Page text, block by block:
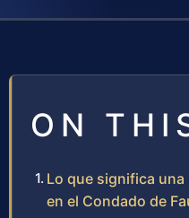
ON
Lo que significa
en el Condado de